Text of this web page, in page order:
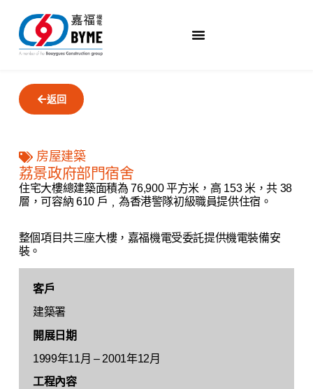
返回
房屋建築
荔景政府部門宿舍
住宅大樓總建築面積為 76,900 平方米，高 153 米，共 38
層，可容納 610 戶﹐為香港警隊初級職員提供住宿。
整個項目共三座大樓，嘉福機電受委託提供機電裝備安
裝。
客戶
建築署
開展日期
1999年11月 – 2001年12月
工程內容